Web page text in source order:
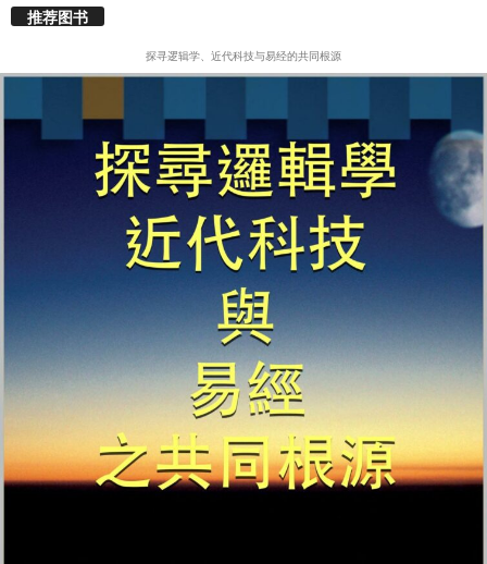
推荐图书
探寻逻辑学、近代科技与易经的共同根源